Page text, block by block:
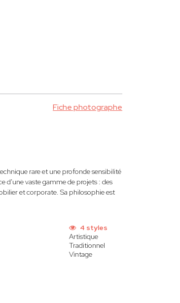
Fiche photographe
rare et une profonde sensibilité
d'une vaste gamme de projets : des
et corporate. Sa philosophie est
4 styles
Artistique
Traditionnel
Vintage